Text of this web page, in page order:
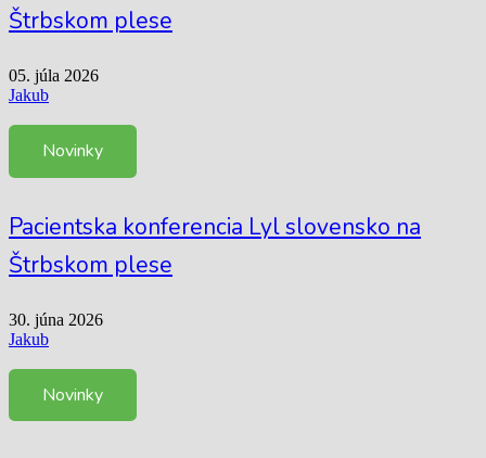
Štrbskom plese
05. júla 2026
Jakub
Novinky
Pacientska konferencia Lyl slovensko na
Štrbskom plese
30. júna 2026
Jakub
Novinky